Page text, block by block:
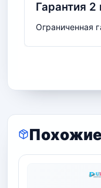
Гарантия 2
Ограниченная